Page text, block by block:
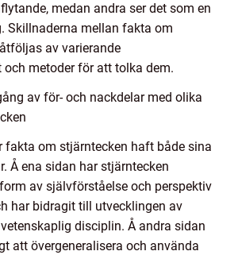
medan andra ser det som en
Skillnaderna mellan fakta om
av varierande
metoder för att tolka dem.
av för- och nackdelar med olika
fakta om stjärntecken haft både sina
Å ena sidan har stjärntecken
av självförståelse och perspektiv
har bidragit till utvecklingen av
disciplin. Å andra sidan
att övergeneralisera och använda